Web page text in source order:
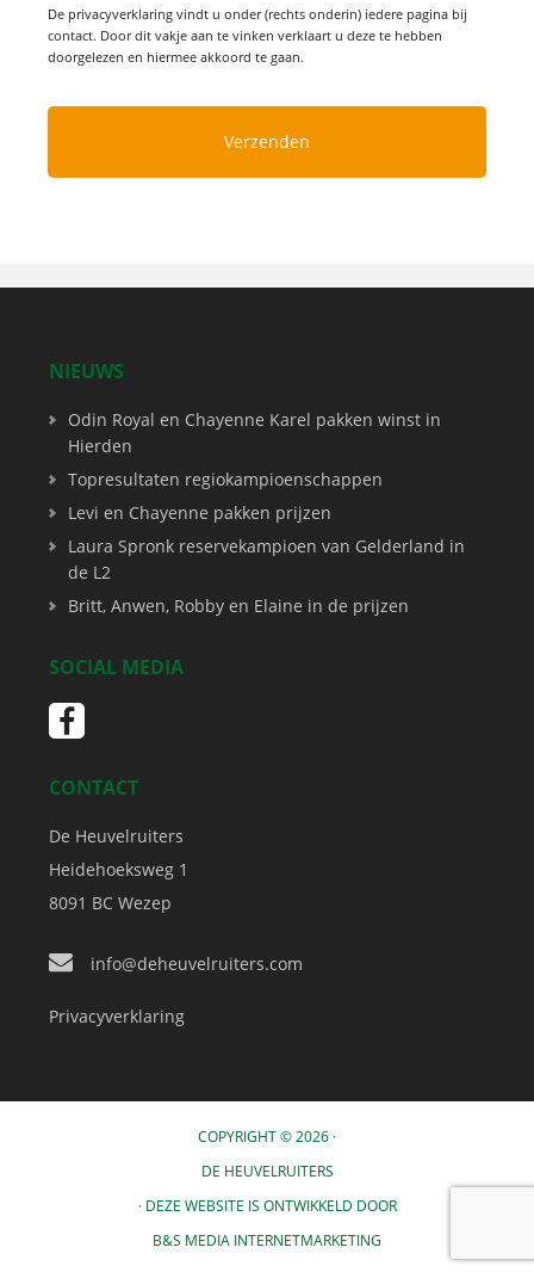
De privacyverklaring vindt u onder (rechts onderin) iedere pagina bij
contact. Door dit vakje aan te vinken verklaart u deze te hebben
doorgelezen en hiermee akkoord te gaan.
NIEUWS
Odin Royal en Chayenne Karel pakken winst in
Hierden
Topresultaten regiokampioenschappen
Levi en Chayenne pakken prijzen
Laura Spronk reservekampioen van Gelderland in
de L2
Britt, Anwen, Robby en Elaine in de prijzen
SOCIAL MEDIA
CONTACT
De Heuvelruiters
Heidehoeksweg 1
8091 BC Wezep
info@deheuvelruiters.com
Privacyverklaring
COPYRIGHT © 2026 ·
DE HEUVELRUITERS
· DEZE WEBSITE IS ONTWIKKELD DOOR
B&S MEDIA INTERNETMARKETING